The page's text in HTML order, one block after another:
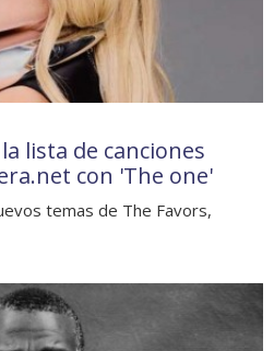
lista de canciones
con 'The one'
temas de The Favors,